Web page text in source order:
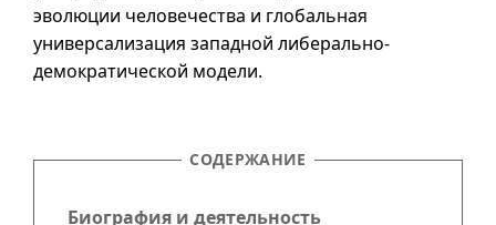
эволюции человечества и глобальная
универсализация западной либерально-
демократической модели.
СОДЕРЖАНИЕ
Биография и деятельность